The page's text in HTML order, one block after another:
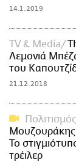
14.1.2019
TV & Media
Λεμονιά
του
21.12.2018
Πολιτισμός
Το
τρέιλερ